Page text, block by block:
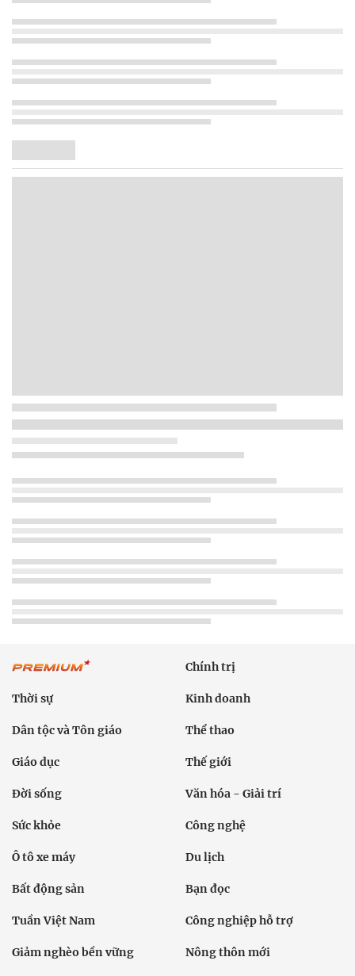
Chính trị
Thời sự Kinh doanh
Dân tộc và Tôn giáo Thể thao
Giáo dục Thế giới
Đời sống Văn hóa - Giải trí
Sức khỏe Công nghệ
Ô tô xe máy Du lịch
Bất động sản Bạn đọc
Tuần Việt Nam Công nghiệp hỗ trợ
Giảm nghèo bền vững Nông thôn mới